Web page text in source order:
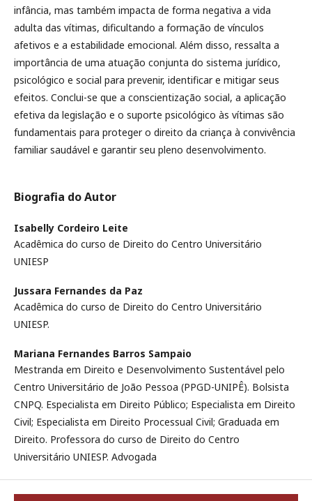
infância, mas também impacta de forma negativa a vida
adulta das vítimas, dificultando a formação de vínculos
afetivos e a estabilidade emocional. Além disso, ressalta a
importância de uma atuação conjunta do sistema jurídico,
psicológico e social para prevenir, identificar e mitigar seus
efeitos. Conclui-se que a conscientização social, a aplicação
efetiva da legislação e o suporte psicológico às vítimas são
fundamentais para proteger o direito da criança à convivência
familiar saudável e garantir seu pleno desenvolvimento.
Biografia do Autor
Isabelly Cordeiro Leite
Acadêmica do curso de Direito do Centro Universitário
UNIESP
Jussara Fernandes da Paz
Acadêmica do curso de Direito do Centro Universitário
UNIESP.
Mariana Fernandes Barros Sampaio
Mestranda em Direito e Desenvolvimento Sustentável pelo
Centro Universitário de João Pessoa (PPGD-UNIPÊ). Bolsista
CNPQ. Especialista em Direito Público; Especialista em Direito
Civil; Especialista em Direito Processual Civil; Graduada em
Direito. Professora do curso de Direito do Centro
Universitário UNIESP. Advogada